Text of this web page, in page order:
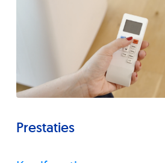
Prestaties